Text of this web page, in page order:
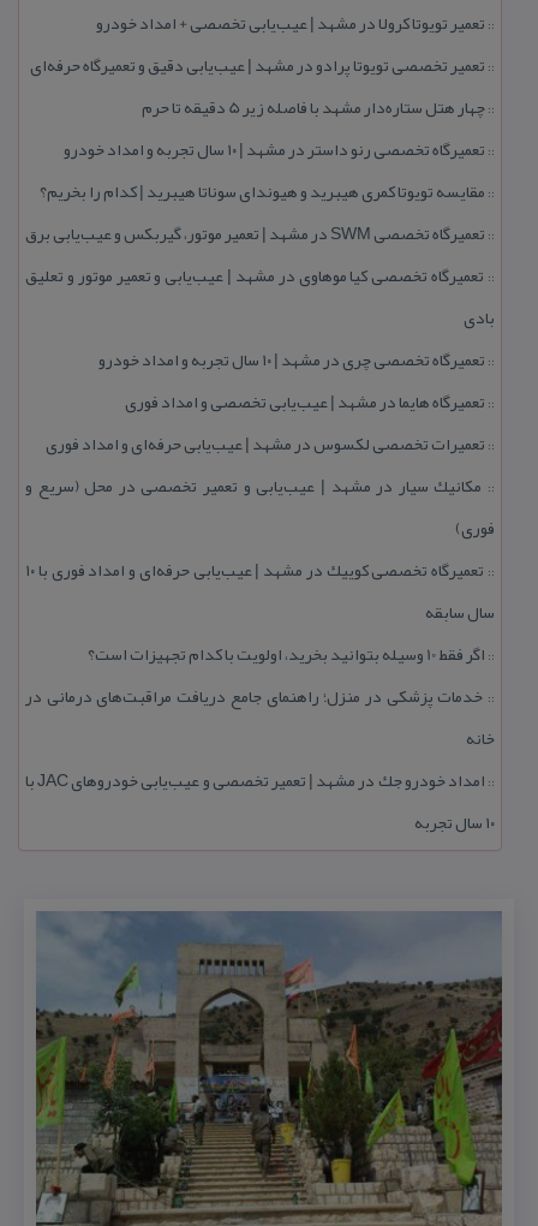
:: تعمیر تویوتا كرولا در مشهد | عیب‌یابی تخصصی + امداد خودرو
:: تعمیر تخصصی تویوتا پرادو در مشهد | عیب‌یابی دقیق و تعمیرگاه حرفه‌ای
::چهار هتل‌ ستاره‌دار مشهد با فاصله زیر 5 دقیقه تا حرم
:: تعمیرگاه تخصصی رنو داستر در مشهد | ۱۰ سال تجربه و امداد خودرو
:: مقایسه تویوتا كمری هیبرید و هیوندای سوناتا هیبرید | كدام را بخریم؟
:: تعمیرگاه تخصصی SWM در مشهد | تعمیر موتور، گیربكس و عیب‌یابی برق
:: تعمیرگاه تخصصی كیا موهاوی در مشهد | عیب‌یابی و تعمیر موتور و تعلیق
بادی
:: تعمیرگاه تخصصی چری در مشهد | ۱۰ سال تجربه و امداد خودرو
:: تعمیرگاه هایما در مشهد | عیب‌یابی تخصصی و امداد فوری
:: تعمیرات تخصصی لكسوس در مشهد | عیب‌یابی حرفه‌ای و امداد فوری
:: مكانیك سیار در مشهد | عیب‌یابی و تعمیر تخصصی در محل (سریع و
فوری)
::
تعمیرگاه تخصصی كوییك در مشهد | عیب‌یابی حرفه‌ای و امداد فوری با ۱۰
سال سابقه
:: اگر فقط 10 وسیله بتوانید بخرید، اولویت با كدام تجهیزات است؟
:: خدمات پزشكی در منزل؛ راهنمای جامع دریافت مراقبت‌های درمانی در
خانه
::
امداد خودرو جك در مشهد | تعمیر تخصصی و عیب‌یابی خودروهای JAC با
۱۰ سال تجربه